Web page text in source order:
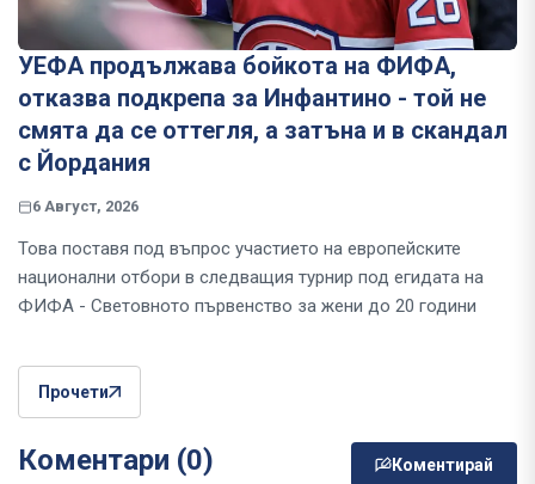
УЕФА продължава бойкота на ФИФА,
отказва подкрепа за Инфантино - той не
смята да се оттегля, а затъна и в скандал
с Йордания
6 Август, 2026
Това поставя под въпрос участието на европейските
национални отбори в следващия турнир под егидата на
ФИФА - Световното първенство за жени до 20 години
Прочети
Коментари (0) Коментирай